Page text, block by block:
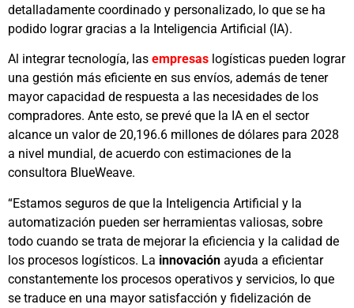
detalladamente coordinado y personalizado, lo que se ha
podido lograr gracias a la Inteligencia Artificial (IA).
Al integrar tecnología, las empresas logísticas pueden lograr
una gestión más eficiente en sus envíos, además de tener
mayor capacidad de respuesta a las necesidades de los
compradores. Ante esto, se prevé que la IA en el sector
alcance un valor de 20,196.6 millones de dólares para 2028
a nivel mundial, de acuerdo con estimaciones de la
consultora BlueWeave.
“Estamos seguros de que la Inteligencia Artificial y la
automatización pueden ser herramientas valiosas, sobre
todo cuando se trata de mejorar la eficiencia y la calidad de
los procesos logísticos. La innovación ayuda a eficientar
constantemente los procesos operativos y servicios, lo que
se traduce en una mayor satisfacción y fidelización de